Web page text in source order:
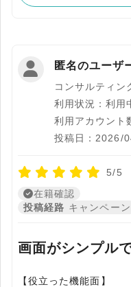
匿名のユーザ
コンサルティン
利用状況：利用
利用アカウント
投稿日：2026/
5/5
在籍確認
投稿経路 キャンペーン
画面がシンプル
【役立った機能面】